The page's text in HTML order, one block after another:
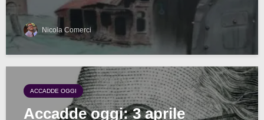
Nicola Comerci
ACCADDE OGGI
Accadde oggi: 3 aprile